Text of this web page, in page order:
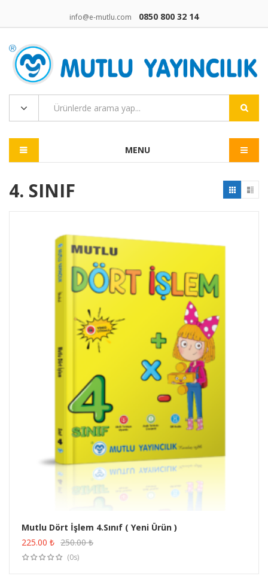
info@e-mutlu.com 0850 800 32 14
MENU
4. SINIF
Mutlu Dört İşlem 4.Sınıf ( Yeni Ürün )
225.00 ₺ 250.00₺
(0s)